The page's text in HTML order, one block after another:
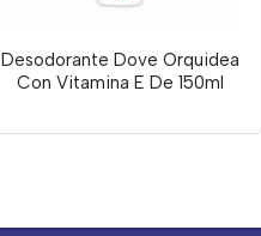
Desodorante Dove Orquidea
Con Vitamina E De 150ml